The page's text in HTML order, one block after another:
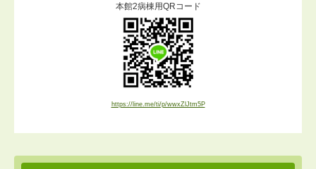
本館2病棟用QRコード
https://line.me/ti/p/wwxZlJtm5P